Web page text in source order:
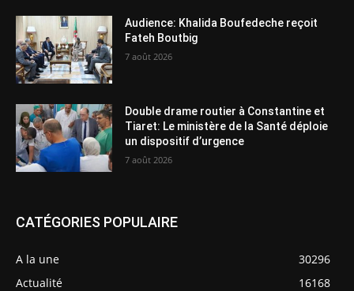
Audience: Khalida Boufedeche reçoit
Fateh Boutbig
7 août 2026
Double drame routier à Constantine et
Tiaret: Le ministère de la Santé déploie
un dispositif d’urgence
7 août 2026
CATÉGORIES POPULAIRE
A la une
30296
Actualité
16168